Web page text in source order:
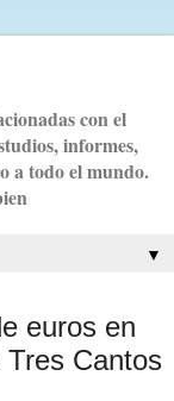
con el
informes,
a todo el mundo.
▼
euros en
Cantos